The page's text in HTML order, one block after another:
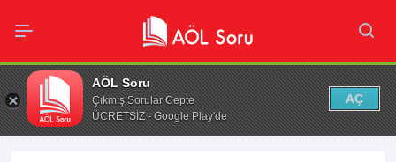
AÖL Soru
Çıkmış Sorular Cepte
ÜCRETSİZ - Google Play'de
AÇ